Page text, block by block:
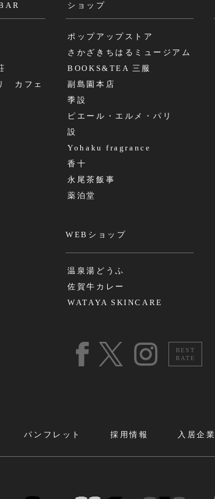
カフェ
ショップ
ポップアップストア
さかざきちはるミュージアム
BOOKS&TEA 三服
副島園本店
季設
ピエール・エルメ・パリ
設
Yohaku fragrance
香十
永尾茶飯事
薬泊堂
WEBショップ
温泉湯どうふ
佐賀牛カレー
WATAYA SKINCARE
BEST
RATE
パンフレット 採用情報 入居企業